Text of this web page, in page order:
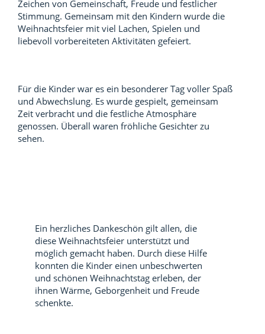
Zeichen von Gemeinschaft, Freude und festlicher
Stimmung. Gemeinsam mit den Kindern wurde die
Weihnachtsfeier mit viel Lachen, Spielen und
liebevoll vorbereiteten Aktivitäten gefeiert.
Für die Kinder war es ein besonderer Tag voller Spaß
und Abwechslung. Es wurde gespielt, gemeinsam
Zeit verbracht und die festliche Atmosphäre
genossen. Überall waren fröhliche Gesichter zu
sehen.
Ein herzliches Dankeschön gilt allen, die
diese Weihnachtsfeier unterstützt und
möglich gemacht haben. Durch diese Hilfe
konnten die Kinder einen unbeschwerten
und schönen Weihnachtstag erleben, der
ihnen Wärme, Geborgenheit und Freude
schenkte.